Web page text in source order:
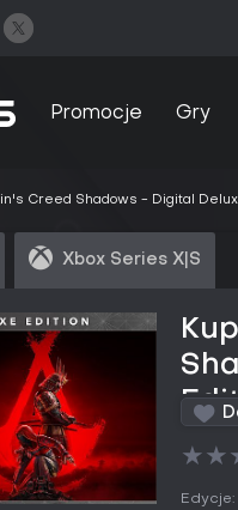
Promocje Gry
Creed Shadows - Digital
Xbox Series X|S
★★
Edycje: